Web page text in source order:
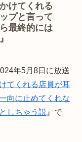
けてくれる
プと言って
最終的には
年5月8日に放送
てくれる店員が耳
向に止めてくれな
しちゃう説 』で